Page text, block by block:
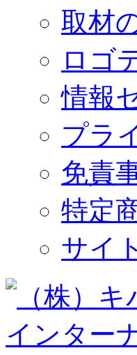
取材
ロゴ
情報
プラ
免責
特定
サイ